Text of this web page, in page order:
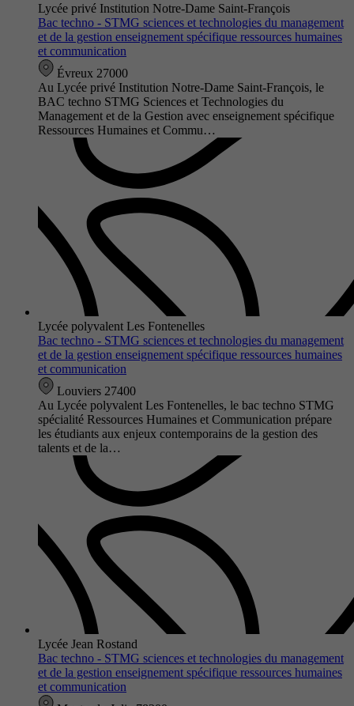
Lycée privé Institution Notre-Dame Saint-François
Bac techno - STMG sciences et technologies du management
et de la gestion enseignement spécifique ressources humaines
et communication
Évreux 27000
Au Lycée privé Institution Notre-Dame Saint-François, le
BAC techno STMG Sciences et Technologies du
Management et de la Gestion avec enseignement spécifique
Ressources Humaines et Commu…
Lycée polyvalent Les Fontenelles
Bac techno - STMG sciences et technologies du management
et de la gestion enseignement spécifique ressources humaines
et communication
Louviers 27400
Au Lycée polyvalent Les Fontenelles, le bac techno STMG
spécialité Ressources Humaines et Communication prépare
les étudiants aux enjeux contemporains de la gestion des
talents et de la…
Lycée Jean Rostand
Bac techno - STMG sciences et technologies du management
et de la gestion enseignement spécifique ressources humaines
et communication